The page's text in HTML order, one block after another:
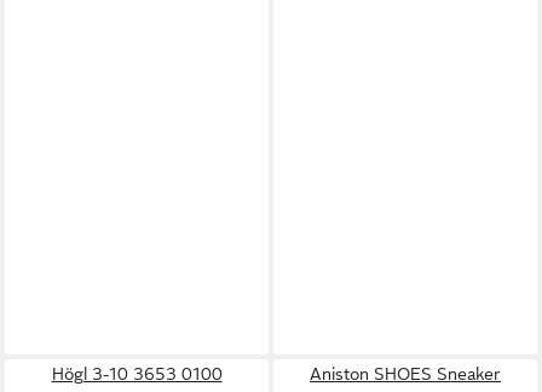
Högl 3-10 3653 0100
Aniston SHOES Sneaker